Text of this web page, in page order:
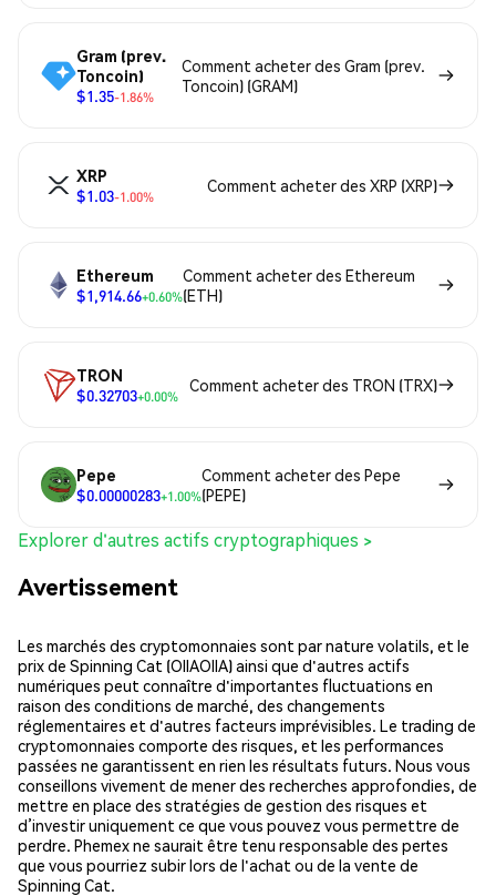
Gram (prev.
Toncoin)
$1.35-1.86%
Comment acheter des Gram (prev.
Toncoin) (GRAM)
XRP
$1.03-1.00%
Comment acheter des XRP (XRP)
Ethereum
$1,914.66+0.60%
Comment acheter des Ethereum
(ETH)
TRON
$0.32703+0.00%
Comment acheter des TRON (TRX)
Pepe
$0.00000283+1.00%
Comment acheter des Pepe
(PEPE)
Explorer d'autres actifs cryptographiques >
Avertissement
Les marchés des cryptomonnaies sont par nature volatils, et le
prix de Spinning Cat (OIIAOIIA) ainsi que d'autres actifs
numériques peut connaître d'importantes fluctuations en
raison des conditions de marché, des changements
réglementaires et d'autres facteurs imprévisibles. Le trading de
cryptomonnaies comporte des risques, et les performances
passées ne garantissent en rien les résultats futurs. Nous vous
conseillons vivement de mener des recherches approfondies, de
mettre en place des stratégies de gestion des risques et
d’investir uniquement ce que vous pouvez vous permettre de
perdre. Phemex ne saurait être tenu responsable des pertes
que vous pourriez subir lors de l'achat ou de la vente de
Spinning Cat.